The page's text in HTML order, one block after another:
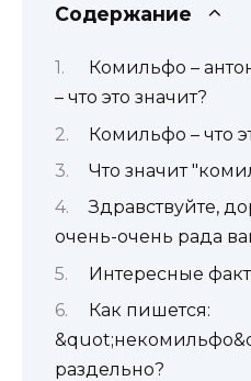
Содержание
Комильфо –
– что это значит?
Комильфо – что
Что значит
Здравствуйте,
очень-очень рада
Интересные
Как пишется:
раздельно?